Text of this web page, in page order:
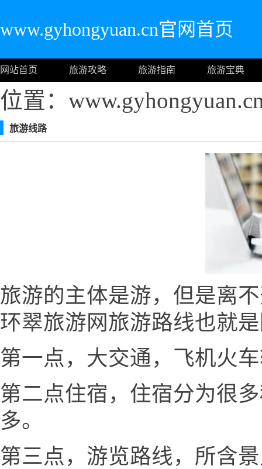
www.gyhongyuan.cn官网首页
网站首页 旅游攻略 旅游指南 旅游宝典
位置：
旅游线路
旅游的主体是游，但是离
环翠旅游网旅游路线也就
第一点，大交通，飞机火
第二点住宿，住宿分为很
多。
第三点，游览路线，所含